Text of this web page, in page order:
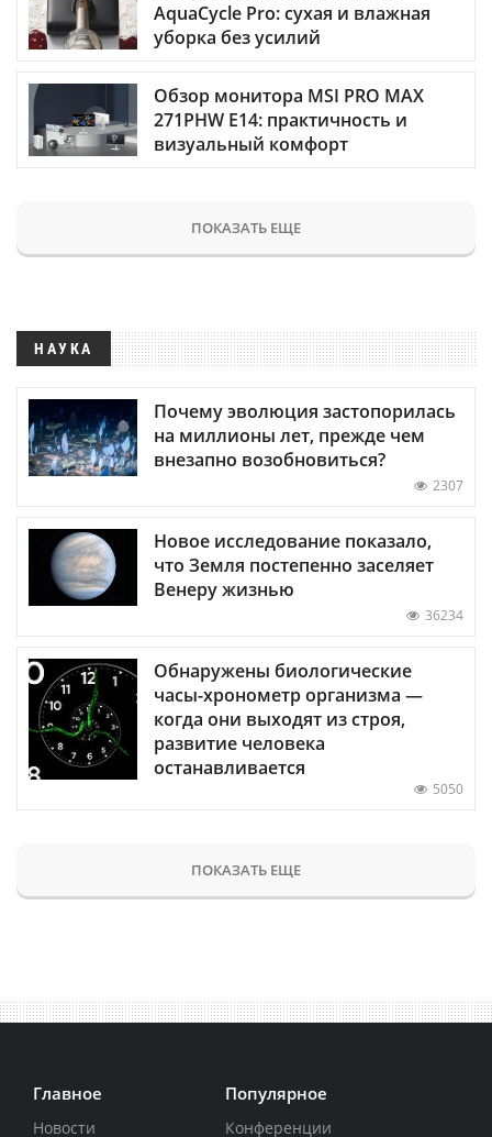
AquaCycle Pro: сухая и влажная
уборка без усилий
Обзор монитора MSI PRO MAX
271PHW E14: практичность и
визуальный комфорт
ПОКАЗАТЬ ЕЩЕ
НАУКА
Почему эволюция застопорилась
на миллионы лет, прежде чем
внезапно возобновиться?
2307
Новое исследование показало,
что Земля постепенно заселяет
Венеру жизнью
36234
Обнаружены биологические
часы-хронометр организма —
когда они выходят из строя,
развитие человека
останавливается
5050
ПОКАЗАТЬ ЕЩЕ
Главное
Новости
Популярное
Конференции